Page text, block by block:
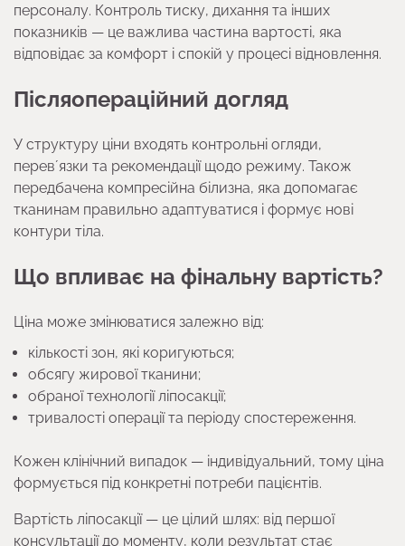
персоналу. Контроль тиску, дихання та інших
показників — це важлива частина вартості, яка
відповідає за комфорт і спокій у процесі відновлення.
Післяопераційний догляд
У структуру ціни входять контрольні огляди,
перевʼязки та рекомендації щодо режиму. Також
передбачена компресійна білизна, яка допомагає
тканинам правильно адаптуватися і формує нові
контури тіла.
Що впливає на фінальну вартість?
Ціна може змінюватися залежно від:
кількості зон, які коригуються;
обсягу жирової тканини;
обраної технології ліпосакції;
тривалості операції та періоду спостереження.
Кожен клінічний випадок — індивідуальний, тому ціна
формується під конкретні потреби пацієнтів.
Вартість ліпосакції — це цілий шлях: від першої
консультації до моменту, коли результат стає